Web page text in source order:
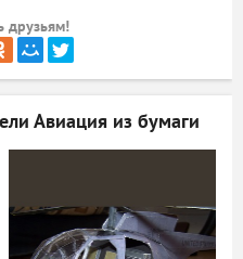
друзьям!
Авиация из бумаги